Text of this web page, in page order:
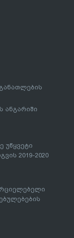
ანგარიში
უწყვეტი
2019-2020